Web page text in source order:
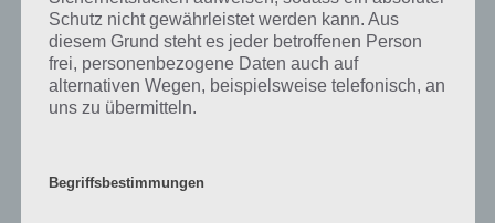
Ein weiterer Stromfresser sind di diversen Dienste, also WLAN, GPS
und mobiles Internet. Wenn man ein Android Tablet oder
Smartphone besitzt und gerade im Auto, Zug oder Bus unterwegs
ist, dann sollte man vor der Fahrt sein WLAN deaktivieren. Denn
Schutz nicht gewährleistet werden kann. Aus
diesem Grund steht es jeder betroffenen Person
frei, personenbezogene Daten auch auf
alternativen Wegen, beispielsweise telefonisch, an
uns zu übermitteln.
Begriffsbestimmungen